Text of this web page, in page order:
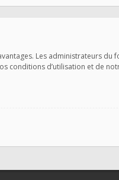
Les administrateurs
conditions d’utilisation et de